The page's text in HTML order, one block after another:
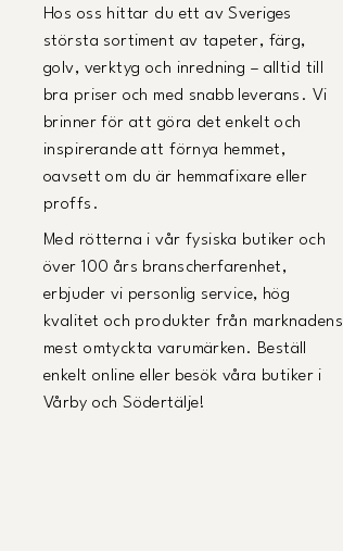
Hos oss hittar du ett av Sveriges
största sortiment av tapeter, färg,
golv, verktyg och inredning – alltid till
bra priser och med snabb leverans. Vi
brinner för att göra det enkelt och
inspirerande att förnya hemmet,
oavsett om du är hemmafixare eller
proffs.
Med rötterna i vår fysiska butiker och
över 100 års branscherfarenhet,
erbjuder vi personlig service, hög
kvalitet och produkter från marknadens
mest omtyckta varumärken. Beställ
enkelt online eller besök våra butiker i
Vårby och Södertälje!